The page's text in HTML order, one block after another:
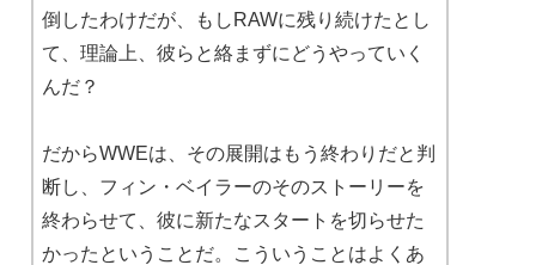
倒したわけだが、もしRAWに残り続けたとし
て、理論上、彼らと絡まずにどうやっていく
んだ？
だからWWEは、その展開はもう終わりだと判
断し、フィン・ベイラーのそのストーリーを
終わらせて、彼に新たなスタートを切らせた
かったということだ。こういうことはよくあ